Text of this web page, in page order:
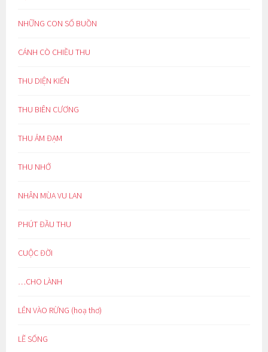
NHỮNG CON SỐ BUỒN
CÁNH CÒ CHIỀU THU
THU DIỆN KIẾN
THU BIÊN CƯƠNG
THU ẢM ĐẠM
THU NHỚ
NHÂN MÙA VU LAN
PHÚT ĐẦU THU
CUỘC ĐỜI
…CHO LÀNH
LẺN VÀO RỪNG (hoạ thơ)
LẼ SỐNG